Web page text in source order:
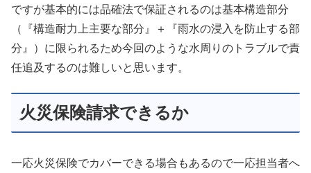
ですが基本的には品確法で保証されるのは基本構造部分
（『構造耐力上主要な部分』＋『雨水の浸入を防止する部
分』）に限られるため今回のような水周りのトラブルで責
任追及するのは難しいと思います。
火災保険請求できるか
一応火災保険でカバーできる場合もあるので一応担当者へ